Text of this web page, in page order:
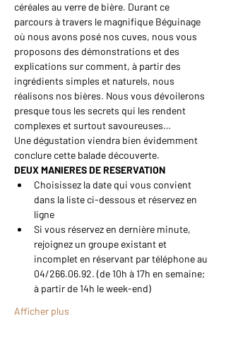
céréales au verre de bière. Durant ce
parcours à travers le magnifique Béguinage
où nous avons posé nos cuves, nous vous
proposons des démonstrations et des
explications sur comment, à partir des
ingrédients simples et naturels, nous
réalisons nos bières. Nous vous dévoilerons
presque tous les secrets qui les rendent
complexes et surtout savoureuses…
Une dégustation viendra bien évidemment
conclure cette balade découverte.
DEUX MANIERES DE RESERVATION
Choisissez la date qui vous convient
dans la liste ci-dessous et réservez en
ligne
Si vous réservez en dernière minute,
rejoignez un groupe existant et
incomplet en réservant par téléphone au
04/266.06.92. (de 10h à 17h en semaine;
à partir de 14h le week-end)
Afficher plus